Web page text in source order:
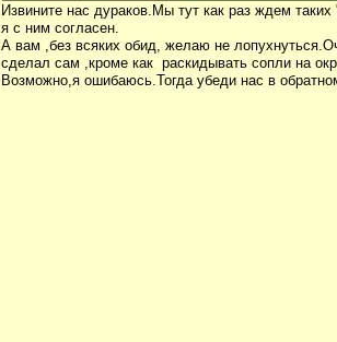
Извините нас дураков.Мы тут как раз ждем
я с ним согласен.
А вам ,без всяких обид, желаю не
сделал сам ,кроме как раскидывать сопли на
Возможно,я ошибаюсь.Тогда убеди нас в